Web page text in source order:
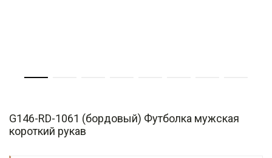
G146-RD-1061 (бордовый) Футболка мужская
короткий рукав